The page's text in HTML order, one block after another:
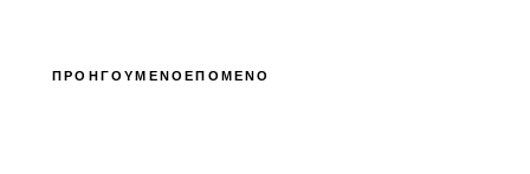
ΠΡΟΗΓΟΥΜΕΝΟΕΠΟΜΕΝΟ